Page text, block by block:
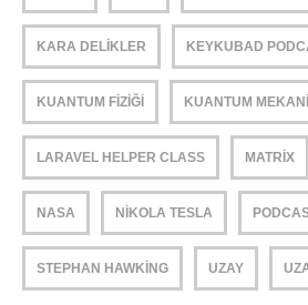
KARA DELIKLER KEYKUBAD
KUANTUM FIZIĞI KUANTUM
LARAVEL HELPER CLASS MATRIX
NASA NIKOLA TESLA
STEPHAN HAWKING UZAY